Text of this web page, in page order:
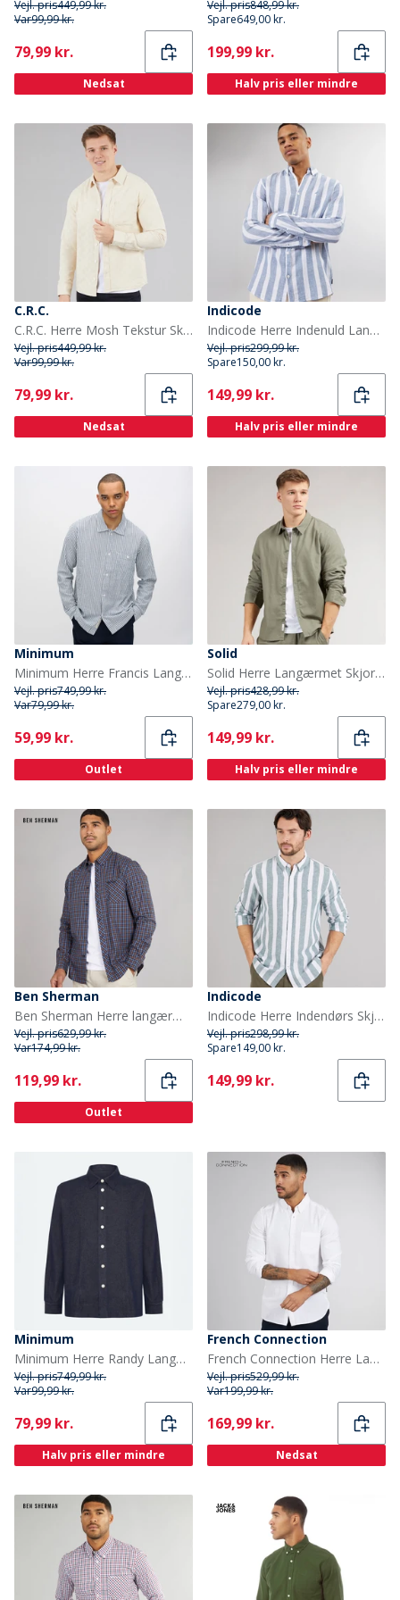
Vejl. pris449,99 kr.
Var99,99 kr.
Current
79,99 kr.
Nedsat
Vejl. pris848,99 kr.
Spare649,00 kr.
Current
199,99 kr.
Halv pris eller mindre
C.R.C.
C.R.C. Herre Mosh Tekstur Skjorte Off White Offwhite
Vejl. pris449,99 kr.
Var99,99 kr.
Current
79,99 kr.
Nedsat
Indicode
Indicode Herre Indenuld Langærmet Skjorte Kobenhavn Blå
Vejl. pris299,99 kr.
Spare150,00 kr.
Current
149,99 kr.
Halv pris eller mindre
Minimum
Minimum Herre Francis Langærmet Skjorte 3922 Sky Captain
Vejl. pris749,99 kr.
Var79,99 kr.
Current
59,99 kr.
Outlet
Solid
Solid Herre Langærmet Skjorte Dusty Olive
Vejl. pris428,99 kr.
Spare279,00 kr.
Current
149,99 kr.
Halv pris eller mindre
Ben Sherman
Ben Sherman Herre langærmet hustern skjorte Dark Navy
Vejl. pris629,99 kr.
Var174,99 kr.
Current
119,99 kr.
Outlet
Indicode
Indicode Herre Indendørs Skjorte Smoke Pine
Vejl. pris298,99 kr.
Spare149,00 kr.
Current
149,99 kr.
Minimum
Minimum Herre Randy Langærmet Skjorte 3922 Sky Captain
Vejl. pris749,99 kr.
Var99,99 kr.
Current
79,99 kr.
Halv pris eller mindre
French Connection
French Connection Herre Langærmet shirts Hvid
Vejl. pris529,99 kr.
Var199,99 kr.
Current
169,99 kr.
Nedsat